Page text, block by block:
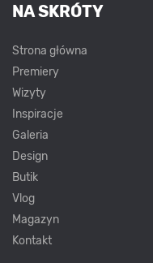
NA SKRÓTY
Strona główna
Premiery
Wizyty
Inspiracje
Galeria
Design
Butik
Vlog
Magazyn
Kontakt